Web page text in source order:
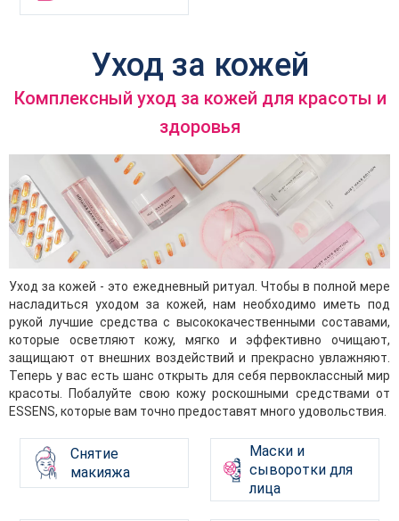
Уход за кожей
Комплексный уход за кожей для красоты и
здоровья
Уход за кожей - это ежедневный ритуал. Чтобы в полной мере
насладиться уходом за кожей, нам необходимо иметь под
рукой лучшие средства с высококачественными составами,
которые осветляют кожу, мягко и эффективно очищают,
защищают от внешних воздействий и прекрасно увлажняют.
Теперь у вас есть шанс открыть для себя первоклассный мир
красоты. Побалуйте свою кожу роскошными средствами от
ESSENS, которые вам точно предоставят много удовольствия.
Снятие
макияжа
Маски и
сыворотки для
лица